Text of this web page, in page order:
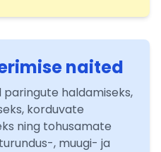
naited
haldamiseks,
korduvate
ning tohusamate
, muugi- ja